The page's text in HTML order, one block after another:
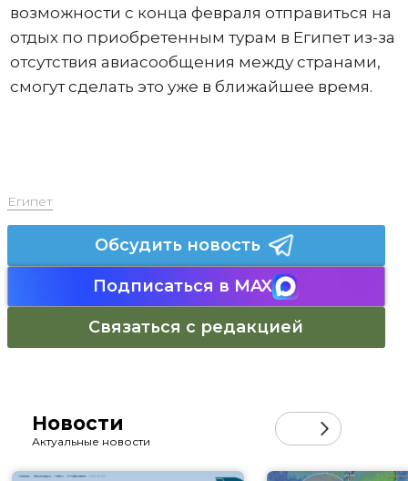
возможности с конца февраля отправиться на
отдых по приобретенным турам в Египет из-за
отсутствия авиасообщения между странами,
смогут сделать это уже в ближайшее время.
Египет
Обсудить новость
Подписаться в MAX
Связаться с редакцией
Новости
Актуальные новости